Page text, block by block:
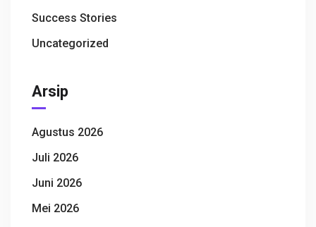
Success Stories
Uncategorized
Arsip
Agustus 2026
Juli 2026
Juni 2026
Mei 2026